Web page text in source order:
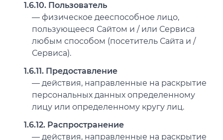
1.6.10. Пользователь
— физическое дееспособное лицо,
пользующееся Сайтом и / или Сервиса
любым способом (посетитель Сайта и /
Сервиса).
1.6.11. Предоставление
— действия, направленные на раскрытие
персональных данных определенному
лицу или определенному кругу лиц.
1.6.12. Распространение
— действия, направленные на раскрытие